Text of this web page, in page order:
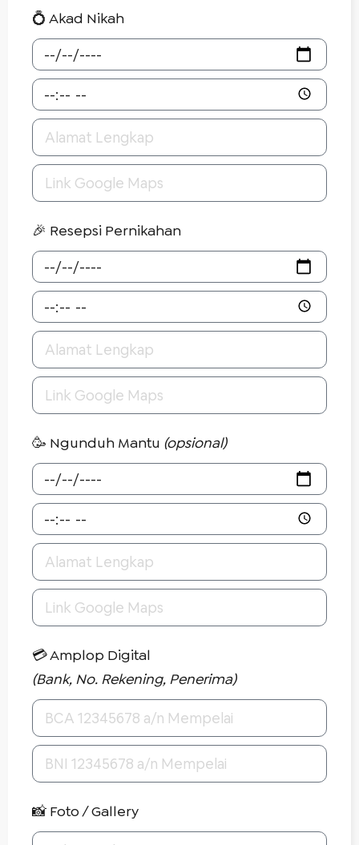
💍 Akad Nikah
🎉 Resepsi Pernikahan
🥳 Ngunduh Mantu (opsional)
💳 Amplop Digital
(Bank, No. Rekening, Penerima)
📸 Foto / Gallery